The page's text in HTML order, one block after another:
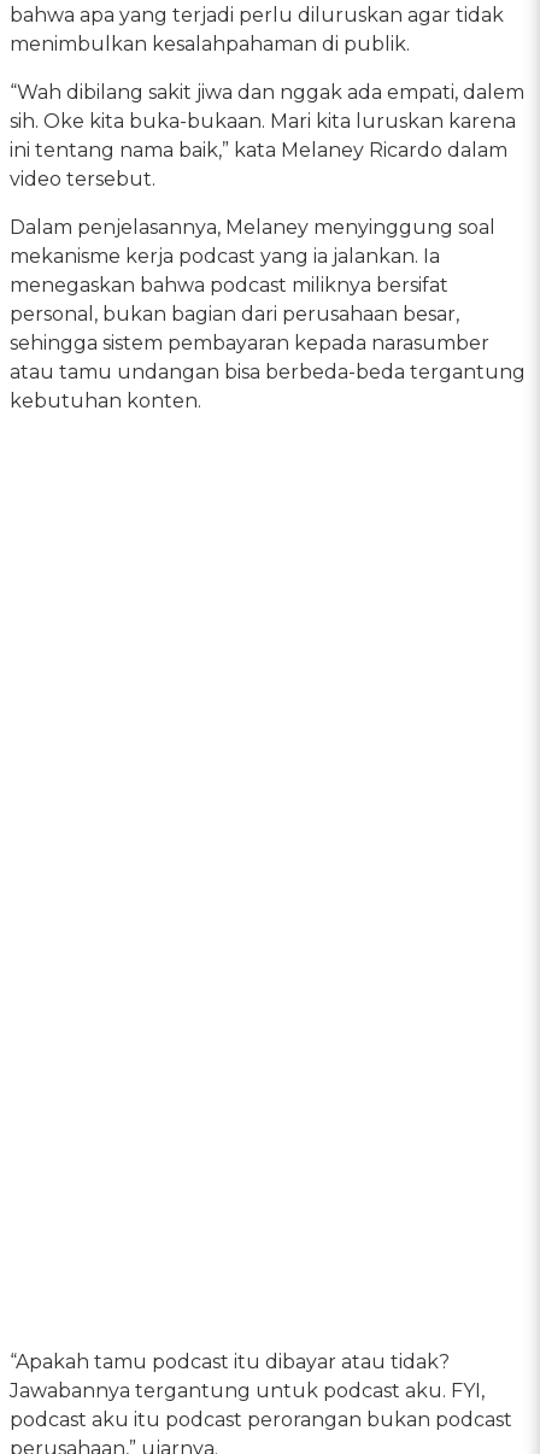
bahwa apa yang terjadi perlu diluruskan agar tidak
menimbulkan kesalahpahaman di publik.
“Wah dibilang sakit jiwa dan nggak ada empati, dalem
sih. Oke kita buka-bukaan. Mari kita luruskan karena
ini tentang nama baik,” kata Melaney Ricardo dalam
video tersebut.
Dalam penjelasannya, Melaney menyinggung soal
mekanisme kerja podcast yang ia jalankan. Ia
menegaskan bahwa podcast miliknya bersifat
personal, bukan bagian dari perusahaan besar,
sehingga sistem pembayaran kepada narasumber
atau tamu undangan bisa berbeda-beda tergantung
kebutuhan konten.
“Apakah tamu podcast itu dibayar atau tidak?
Jawabannya tergantung untuk podcast aku. FYI,
podcast aku itu podcast perorangan bukan podcast
perusahaan,” ujarnya.